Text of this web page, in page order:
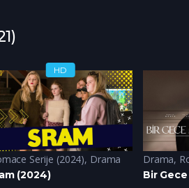
HD
Serije (2024), Drama
(2024)
Drama,
Bir